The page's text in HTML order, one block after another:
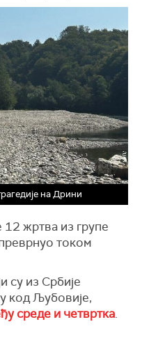
на Дрини
жртва из групе
током
су из Србије
код Љубовије,
среде и четвртка.